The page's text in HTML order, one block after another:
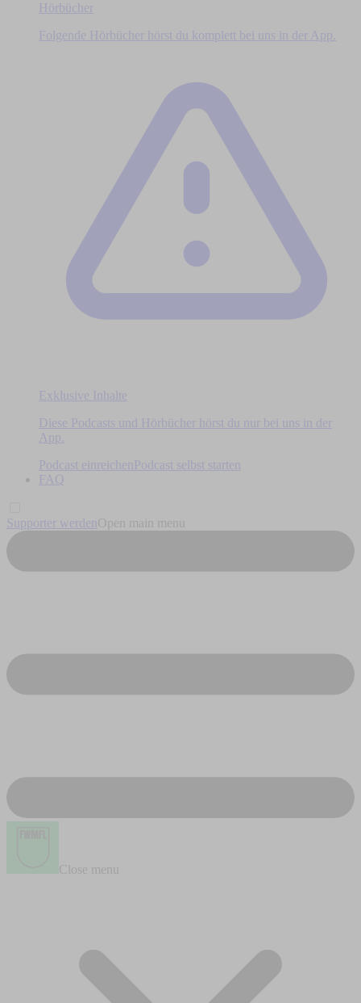
Hörbücher
Folgende Hörbücher hörst du komplett bei uns in der App.
Exklusive Inhalte
Diese Podcasts und Hörbücher hörst du nur bei uns in der
App.
Podcast einreichen
Podcast selbst starten
FAQ
Supporter werden Open main menu
Close menu